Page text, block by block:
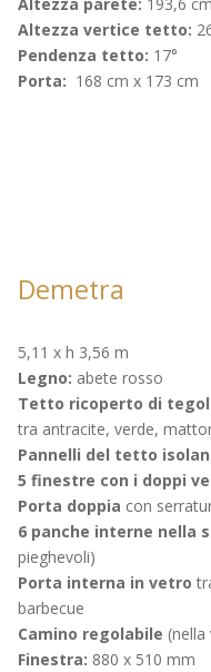
Altezza vertice tetto:
Pendenza tetto: 17°
Porta: 168 cm x 173 cm
Demetra
5,11 x h 3,56 m
Legno: abete rosso
Tetto ricoperto di
tra antracite, verde,
Pannelli del tetto
5 finestre con i doppi
Porta doppia con
6 panche interne nella
pieghevoli)
Porta interna in vetro
barbecue
Camino regolabile
Finestra: 880 x 510 mm